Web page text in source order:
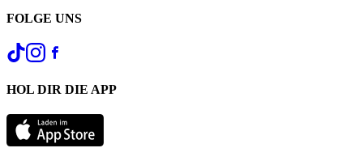
FOLGE UNS
HOL DIR DIE APP